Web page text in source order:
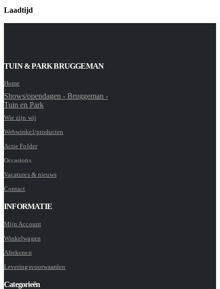
Laadtijd
TUIN & PARK BRUGGEMAN
Home
Shows/opendagen - Bruggeman -
Tuin en Park
Wie zijn wij
Webwinkel/producten
Actie Folder
Occasions
Vacatures & nieuws
Contact
INFORMATIE
Mijn Account
Winkelwagen
Afrekenen
Leveringsvoorwaarden
Categorieën